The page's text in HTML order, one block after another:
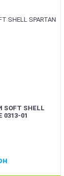
SOFT SHELL
0313-01